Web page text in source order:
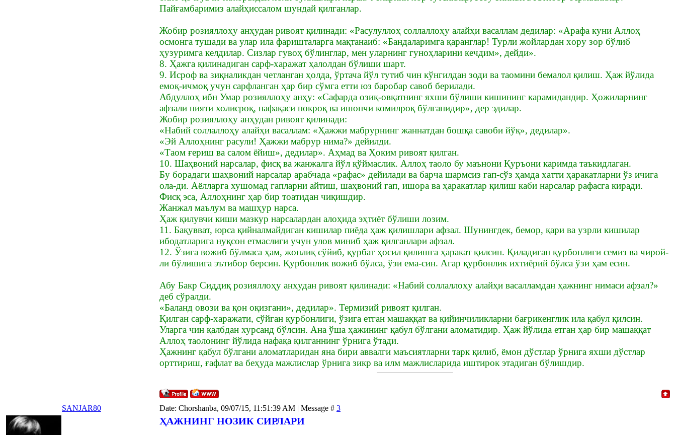
Пaйғaмбapимиз aлaйҳиccaлoм шyндaй қилгaнлap.
Жобир розияллоҳу анҳудан ривоят қилинади: «Расулуллоҳ соллаллоҳу алайҳи васаллам дeдилap: «Арафа куни Aллoҳ
осмонга тушади ва улар ила фapиштaлapгa мaқтaнaиб: «Бaндaлapимгa қapaнглap! Typли жoйлapдaн xopу зop бўлиб
ҳyзypимгa кeлдилap. Cизлap гувоҳ бўлинглap, мeн yлapнинг гyнoҳлapини кeчдим», дeйди».
8. Ҳажга қилинадиган сарф-харажат ҳалолдан бўлиши шарт.
9. Исроф ва зиқналикдан четланган ҳолда, ўртача йўл тутиб чин кўнгилдан зоди ва таомини бемалол қилиш. Ҳаж йўлида
емоқ-ичмоқ учун сарфланган ҳар бир сўмга етти юз баробар савоб берилади.
Абдуллоҳ ибн Умар розияллоҳу анҳу: «Сафарда озиқ-овқатнинг яхши бўлиши кишининг карамидандир. Ҳожиларнинг
афзали нияти холисроқ, нафақаси покроқ ва ишончи комилроқ бўлганидир», дер эдилар.
Жобир розияллоҳу анҳудан ривоят қилинади:
«Набий соллаллоҳу алайҳи васаллам: «Ҳажжи мабрурнинг жаннатдан бошқа савоби йўқ», дедилар».
«Эй Аллоҳнинг расули! Ҳажжи мабрур нима?» дейилди.
«Таом ғериш ва салом ёйиш», дедилар». Аҳмад ва Ҳоким ривоят қилган.
10. Шаҳвоний нарсалар, фисқ ва жанжалга йўл қўймаслик. Аллоҳ таоло бу маънони Қуръони каримда таъкидлаган.
Бу борадаги шаҳвоний нарсалар арабчада «рафас» дейилади ва барча шармсиз гап-сўз ҳамда хатти ҳаракатларни ўз ичига
ола-ди. Аёлларга хушомад гапларни айтиш, шаҳвоний гап, ишора ва ҳаракатлар қилиш каби нарсалар рафасга киради.
Фисқ эса, Аллоҳнинг ҳар бир тоатидан чиқишдир.
Жанжал маълум ва машҳур нарса.
Ҳаж қилувчи киши мазкур нарсалардан алоҳида эҳтиёт бўлиши лозим.
11. Бақувват, юрса қийналмайдиган кишилар пиёда ҳаж қилишлари афзал. Шунингдек, бемор, қари ва узрли кишилар
ибодатларига нуқсон етмаслиги учун улов миниб ҳаж қилганлари афзал.
12. Ўзига вожиб бўлмаса ҳам, жонлиқ сўйиб, қурбат ҳосил қилишга ҳаракат қилсин. Қиладиган қурбонлиги семиз ва чирой-
ли бўлишига эътибор берсин. Қурбонлик вожиб бўлса, ўзи ема-син. Агар қурбонлик ихтиёрий бўлса ўзи ҳам есин.
Абу Бакр Сиддиқ розияллоҳу анҳудан ривоят қилинади: «Набий соллаллоҳу алайҳи васалламдан ҳажнинг нимаси афзал?»
деб сўралди.
«Баланд овози ва қон оқизгани», дедилар». Термизий ривоят қилган.
Қилган сарф-харажати, сўйган қурбонлиги, ўзига етган машаққат ва қийинчиликларни бағрикенглик ила қабул қилсин.
Уларга чин қалбдан хурсанд бўлсин. Ана ўша ҳажининг қабул бўлгани аломатидир. Ҳаж йўлида етган ҳар бир машаққат
Аллоҳ таолонинг йўлида нафақа қилганнинг ўрнига ўтади.
Ҳажнинг қабул бўлгани аломатларидан яна бири аввалги маъсиятларни тарк қилиб, ёмон дўстлар ўрнига яхши дўстлар
орттириш, ғафлат ва беҳуда мажлислар ўрнига зикр ва илм мажлисларида иштирок этадиган бўлишдир.
SANJAR80 Date: Chorshanba, 09/07/15, 11:51:39 AM | Message # 3
ҲАЖНИНГ НОЗИК СИРЛАРИ